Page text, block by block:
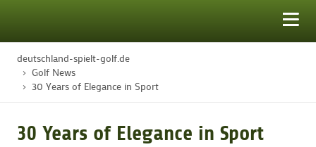
STARTSEITE
deutschland-spielt-golf.de
Golf News
30 Years of Elegance in Sport
30 Years of Elegance in Sport